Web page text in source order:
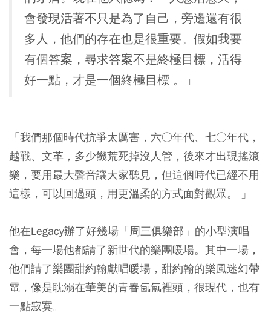
會發現活著不只是為了自己，旁邊還有很
多人，他們的存在也是很重要。假如我要
有個答案，尋求答案不是終極目標，活得
好一點，才是一個終極目標 。」
「我們那個時代抗爭太厲害，六○年代、七○年代，
越戰、文革，多少饑荒死掉沒人管，後來才出現搖滾
樂，要用最大聲音讓大家聽見，但這個時代已經不用
這樣，可以回過頭，用更溫柔的方式面對觀眾。 」
他在Legacy辦了好幾場「周三俱樂部」的小型演唱
會，每一場他都請了新世代的樂團暖場。其中一場，
他們請了樂團甜約翰獻唱暖場，甜約翰的樂風迷幻帶
電，像是耽溺在華美的青春氤氳裡頭，很現代，也有
一點寂寞。